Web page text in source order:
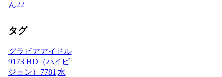
ん22
タグ
グラビアアイドル
9173 HD（ハイビ
ジョン） 7781 水